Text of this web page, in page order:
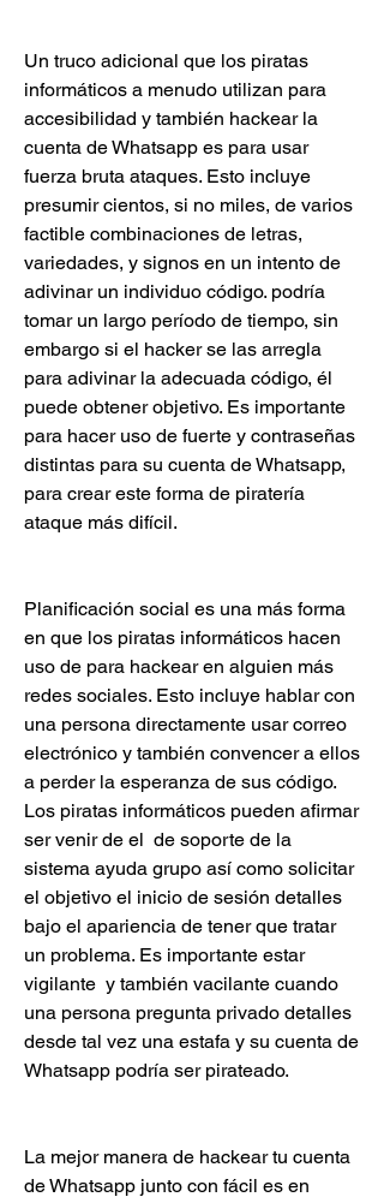
Un truco adicional que los piratas
informáticos a menudo utilizan para
accesibilidad y también hackear la
cuenta de Whatsapp es para usar
fuerza bruta ataques. Esto incluye
presumir cientos, si no miles, de varios
factible combinaciones de letras,
variedades, y signos en un intento de
adivinar un individuo código. podría
tomar un largo período de tiempo, sin
embargo si el hacker se las arregla
para adivinar la adecuada código, él
puede obtener objetivo. Es importante
para hacer uso de fuerte y contraseñas
distintas para su cuenta de Whatsapp,
para crear este forma de piratería
ataque más difícil.
Planificación social es una más forma
en que los piratas informáticos hacen
uso de para hackear en alguien más
redes sociales. Esto incluye hablar con
una persona directamente usar correo
electrónico y también convencer a ellos
a perder la esperanza de sus código.
Los piratas informáticos pueden afirmar
ser venir de el  de soporte de la
sistema ayuda grupo así como solicitar
el objetivo el inicio de sesión detalles
bajo el apariencia de tener que tratar
un problema. Es importante estar
vigilante  y también vacilante cuando
una persona pregunta privado detalles
desde tal vez una estafa y su cuenta de
Whatsapp podría ser pirateado.
La mejor manera de hackear tu cuenta
de Whatsapp junto con fácil es en